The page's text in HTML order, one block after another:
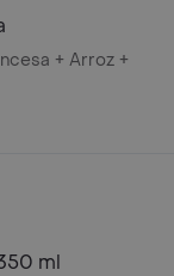
+ Arroz +
ml